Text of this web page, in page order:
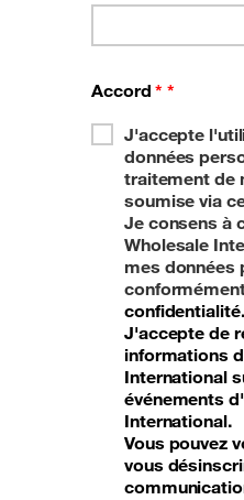
Accord * *
J'accepte
données
traitement de
soumise via
Je consens à
Wholesale
mes données
confidentialité.
J'accepte de
informations
International
événements
International.
Vous pouvez
vous